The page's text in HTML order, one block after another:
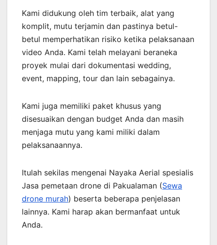
Kami didukung oleh tim terbaik, alat yang
komplit, mutu terjamin dan pastinya betul-
betul memperhatikan risiko ketika pelaksanaan
video Anda. Kami telah melayani beraneka
proyek mulai dari dokumentasi wedding,
event, mapping, tour dan lain sebagainya.
Kami juga memiliki paket khusus yang
disesuaikan dengan budget Anda dan masih
menjaga mutu yang kami miliki dalam
pelaksanaannya.
Itulah sekilas mengenai Nayaka Aerial spesialis
Jasa pemetaan drone di Pakualaman (Sewa
drone murah) beserta beberapa penjelasan
lainnya. Kami harap akan bermanfaat untuk
Anda.